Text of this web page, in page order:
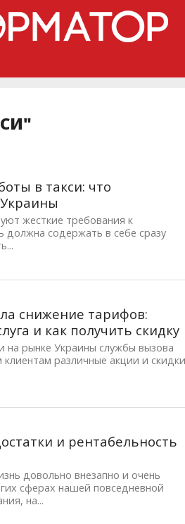
в такси: что
жесткие требования к
содержать в себе сразу
снижение тарифов:
и как получить скидку
рынке Украины службы вызова
различные акции и
и рентабельность
довольно внезапно и очень
сферах нашей повседневной
на...